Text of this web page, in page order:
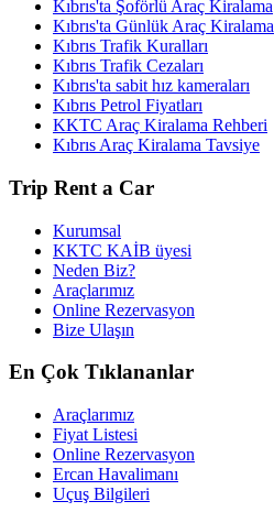
Kıbrıs'ta Şoförlü Araç Kiralama
Kıbrıs'ta Günlük Araç Kiralama
Kıbrıs Trafik Kuralları
Kıbrıs Trafik Cezaları
Kıbrıs'ta sabit hız kameraları
Kıbrıs Petrol Fiyatları
KKTC Araç Kiralama Rehberi
Kıbrıs Araç Kiralama Tavsiye
Trip Rent a Car
Kurumsal
KKTC KAİB üyesi
Neden Biz?
Araçlarımız
Online Rezervasyon
Bize Ulaşın
En Çok Tıklananlar
Araçlarımız
Fiyat Listesi
Online Rezervasyon
Ercan Havalimanı
Uçuş Bilgileri